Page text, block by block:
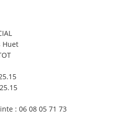
Huet
: 06 08 05 71 73